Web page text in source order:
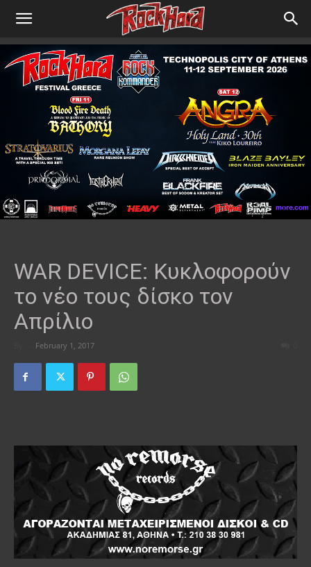
WAR DEVICE: Κυκλοφορούν
το νέο τους δίσκο τον
Απρίλιο
February 1, 2017